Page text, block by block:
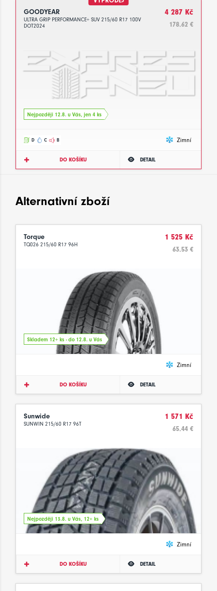
GOODYEAR
ULTRA GRIP PERFORMANCE+ SUV 215/60 R17 100V
DOT2024
4 287 Kč
178.62 €
Nejpozději 12.8. u Vás, jen 4 ks
D C B Zimní
DO KOŠÍKU DETAIL
Alternativní zboží
Torque
TQ026 215/60 R17 96H
1 525 Kč
63.53 €
Skladem 12+ ks - do 12.8. u Vás
Zimní
DO KOŠÍKU DETAIL
Sunwide
SUNWIN 215/60 R17 96T
1 571 Kč
65.44 €
Nejpozději 13.8. u Vás, 12+ ks
Zimní
DO KOŠÍKU DETAIL